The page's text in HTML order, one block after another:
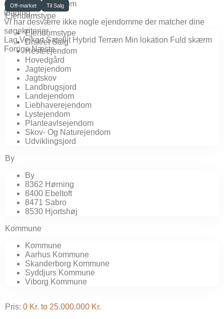
click to enable zoom
loading...
Vi har desværre ikke nogle ejendomme der matcher dine
søgekriterier
Lag Vejkort Satellit Hybrid Terræn Min lokation Fuld skærm
Forrige Næste
Off-market Til Salg
Ejendomstype
Ejendomstype
Diskret Salg
Hesteejendom
Hovedgård
Jagtejendom
Jagtskov
Landbrugsjord
Landejendom
Liebhaverejendom
Lystejendom
Planteavlsejendom
Skov- Og Naturejendom
Udviklingsjord
By
By
8362 Hørning
8400 Ebeltoft
8471 Sabro
8530 Hjortshøj
Kommune
Kommune
Aarhus Kommune
Skanderborg Kommune
Syddjurs Kommune
Viborg Kommune
Pris: 0 Kr. to 25.000.000 Kr.